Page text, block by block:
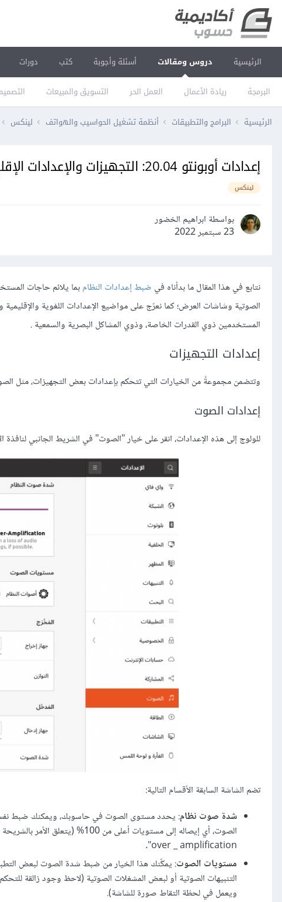
الرئيسية دروس ومقالات
البرمجة ريادة الأعمال العمل الحر التسويق والمبيعات
أسئلة وأجوبة كتب دورات
الرئيسية البرامج والتطبيقات أنظمة تشغيل الحواسيب والهواتف لينكس
إعدادات أوبونتو 20.04: التجهيزات والإعدادات الإقليمية والشمولية
لينكس
بواسطة ابراهيم الخضور
23 سبتمبر 2022
نتابع في هذا المقال ما بدأناه في ضبط إعدادات النظامبما يلائم حاجات
المستخدمين ذوي القدرات الخاصة، وذوي المشاكل البصرية والسمعية .
إعدادات التجهيزات
وتتضمن مجموعةً من الخيارات التي تتحكم بإعدادات بعض التجهيزات، مثل
إعدادات الصوت
للولوج إلى هذه اﻹعدادات، انقر على خيار "الصوت" في الشريط الجانبي لنافذة
تضم الشاشة السابقة الأقسام التالية:
شدة صوت نظام: يحدد مستوى الصوت في حاسوبك، ويمكنك ضبط نفس
الصوت، أي إيصاله إلى مستويات
over _ amplification".
مستويات الصوت: يمكِّنك هذا الخيار من ضبط شدة الصوت لبعض
ويعمل في لحظة التقاط صورة للشاشة).